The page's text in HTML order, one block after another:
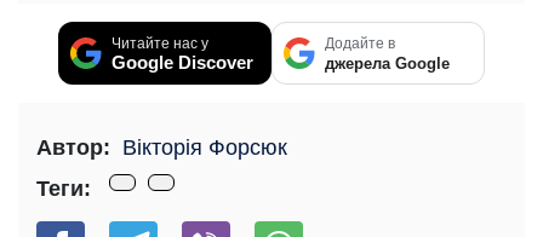
Читайте нас у
Google Discover
Додайте в
джерела Google
Автор: Вікторія Форсюк
Теги: